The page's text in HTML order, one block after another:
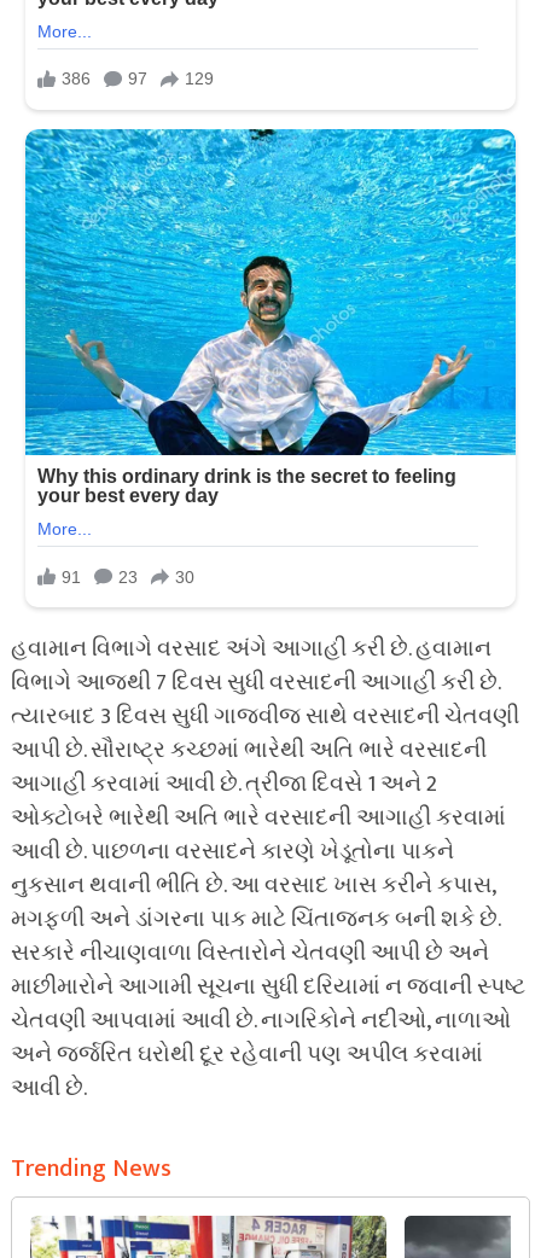
હવામાન વિભાગે વરસાદ અંગે આગાહી કરી છે. હવામાન
વિભાગે આજથી 7 દિવસ સુધી વરસાદની આગાહી કરી છે.
ત્યારબાદ 3 દિવસ સુધી ગાજવીજ સાથે વરસાદની ચેતવણી
આપી છે. સૌરાષ્ટ્ર કચ્છમાં ભારેથી અતિ ભારે વરસાદની
આગાહી કરવામાં આવી છે. ત્રીજા દિવસે 1 અને 2
ઓક્ટોબરે ભારેથી અતિ ભારે વરસાદની આગાહી કરવામાં
આવી છે. પાછળના વરસાદને કારણે ખેડૂતોના પાકને
નુકસાન થવાની ભીતિ છે. આ વરસાદ ખાસ કરીને કપાસ,
મગફળી અને ડાંગરના પાક માટે ચિંતાજનક બની શકે છે.
સરકારે નીચાણવાળા વિસ્તારોને ચેતવણી આપી છે અને
માછીમારોને આગામી સૂચના સુધી દરિયામાં ન જવાની સ્પષ્ટ
ચેતવણી આપવામાં આવી છે. નાગરિકોને નદીઓ, નાળાઓ
અને જર્જરિત ઘરોથી દૂર રહેવાની પણ અપીલ કરવામાં
આવી છે.
Trending News